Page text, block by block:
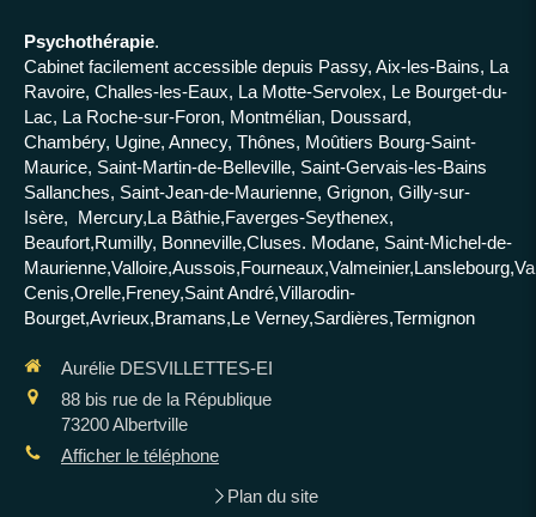
Psychothérapie.
Cabinet facilement accessible depuis Passy, Aix-les-Bains, La
Ravoire, Challes-les-Eaux, La Motte-Servolex, Le Bourget-du-
Lac, La Roche-sur-Foron, Montmélian, Doussard,
Chambéry, Ugine, Annecy, Thônes, Moûtiers Bourg-Saint-
Maurice, Saint-Martin-de-Belleville, Saint-Gervais-les-Bains
Sallanches, Saint-Jean-de-Maurienne, Grignon, Gilly-sur-
Isère, Mercury,La Bâthie,Faverges-Seythenex,
Beaufort,Rumilly, Bonneville,Cluses. Modane, Saint-Michel-de-
Cenis,Orelle,Freney,Saint André,Villarodin-
Bourget,Avrieux,Bramans,Le Verney,Sardières,Termignon
Aurélie DESVILLETTES-EI
88 bis rue de la République
73200Albertville
Afficher le téléphone
Plan du site